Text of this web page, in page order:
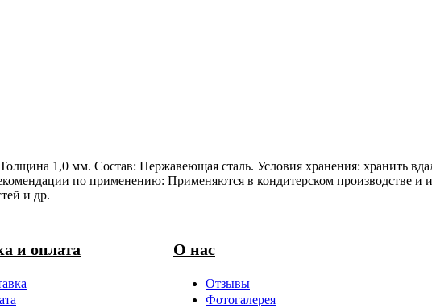
1,0 мм. Состав: Нержавеющая сталь. Условия хранения: хранить
по применению: Применяются в кондитерском производстве и
и др.
и оплата О нас
Отзывы
Фотогалерея